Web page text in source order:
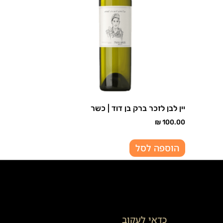
יין לבן לזכר ברק בן דוד | כשר
₪100.00
הוספה לסל
כדאי לעקוב